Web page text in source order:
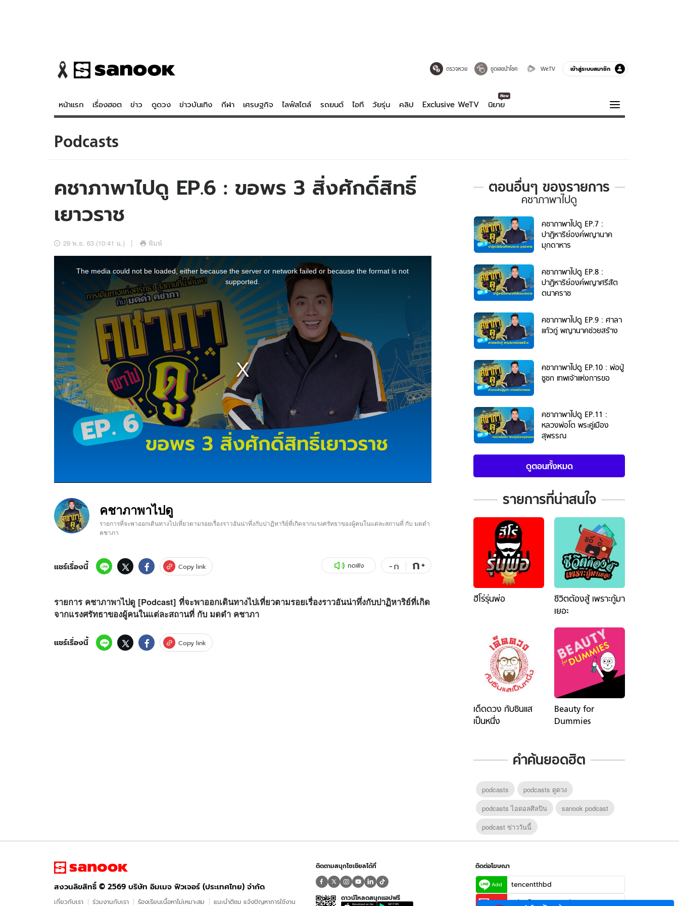
ตรวจหวย ขูดเลขนำโชค WeTV เข้าสู่ระบบสมาชิก
หน้าแรก เรื่องฮอต ข่าว ดูดวง ข่าวบันเทิง กีฬา เศรษฐกิจ ไลฟ์สไตล์ รถยนต์ ไอที วัยรุ่น คลิป Exclusive WeTV นิยาย
ข่าว
ข่าวบันเทิง
ข่าวกีฬา
ข่าวเศรษฐกิจ
อัปเดตจีน
เช็กข่าวชัวร์
สถิติหวยไทย
วัยรุ่น
เที่ยว-กิน
Tasteful Thailand
Sanook Choice
เพลง
เกมส์
WeTV
ดาวน์โหลดสนุกแอปฟรี ติดตามสนุกโซเชียลได้ที่ ติดต่อโฆษณา
tencentthbd
สงวนลิขสิทธิ์ © 2569บริษัท อิมเมจ ฟิวเจอร์ (ประเทศไทย) จำกัด ร่วมงานกับเรา ร้องเรียนเนื้อหาไม่เหมาะสม แนะนำติชม แจ้งปัญหาการใช้งาน
Podcasts
คชาภาพาไปดู EP.6 : ขอพร 3 สิ่งศักดิ์สิทธิ์
เยาวราช
29 พ.ย. 63 (10:41 น.) พิมพ์
The media could not be loaded, either because the server or network failed or because the format is not
supported.
คชาภาพาไปดู
รายการที่จะพาออกเดินทางไปเที่ยวตามรอยเรื่องราวอันน่าทึ่งกับปาฏิหาริย์ที่เกิดจากแรงศรัทธาของผู้คนในแต่ละสถานที่ กับ มดดำ
คชาภา
แชร์เรื่องนี้ Copy link กดฟัง -ก ก+
รายการ คชาภาพาไปดู [Podcast] ที่จะพาออกเดินทางไปเที่ยวตามรอยเรื่องราวอันน่าทึ่งกับปาฏิหาริย์ที่เกิด
จากแรงศรัทธาของผู้คนในแต่ละสถานที่ กับ มดดำ คชาภา
แชร์เรื่องนี้ Copy link
ตอนอื่นๆ ของรายการ
รายการ
คชา
ภา
พา
ไปดู
คชาภาพาไปดู
คชาภาพาไปดู EP.7 :
ปาฏิหาริย์องค์พญานาค
มุกดาหาร
คชาภาพาไปดู EP.8 :
ปาฏิหาริย์องค์พญาศรีสัต
ตนาคราช
คชาภาพาไปดู EP.9 : ศาลา
แก้วกู่ พญานาคช่วยสร้าง
คชาภาพาไปดู EP.10 : พ่อปู่
ชูชก เทพเจ้าแห่งการขอ
คชาภาพาไปดู EP.11 :
หลวงพ่อโต พระคู่เมือง
สุพรรณ
ดูตอนทั้งหมด
รายการที่น่าสนใจ
ฮีโร่รุ่นพ่อ
ชีวิตต้องสู้ เพราะกู้มา
เยอะ
เด็ดดวง กับซินแส
เป็นหนึ่ง
Beauty for
Dummies
คำค้นยอดฮิต
podcasts
podcasts ดูดวง
podcasts ไอดอลศิลปิน
sanook podcast
podcast ข่าววันนี้
สงวนลิขสิทธิ์ © 2569 บริษัท อิมเมจ ฟิวเจอร์ (ประเทศไทย) จำกัด
เกี่ยวกับเรา ร่วมงานกับเรา ร้องเรียนเนื้อหาไม่เหมาะสม แนะนำติชม แจ้งปัญหาการใช้งาน
ติดตามสนุกโซเชียลได้ที่
ดาวน์โหลดสนุกแอปฟรี
ติดต่อโฆษณา
Add tencentthbd
Email sales@tencent.co.th